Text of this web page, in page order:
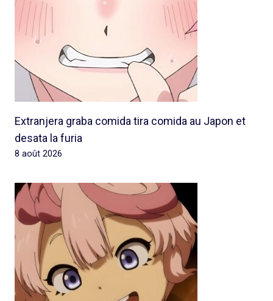
Extranjera graba comida tira comida au Japon et
desata la furia
8 août 2026